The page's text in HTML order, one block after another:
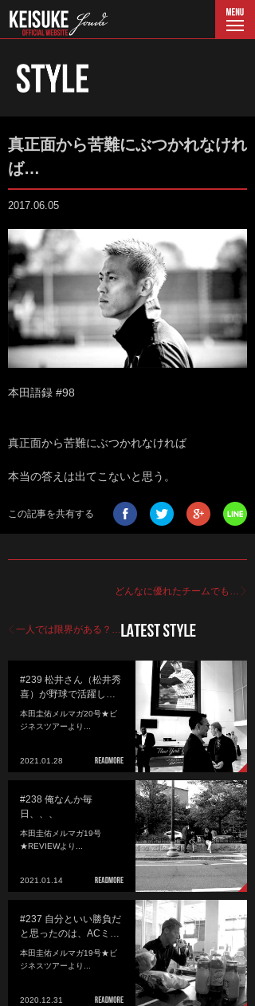
真正面から苦難にぶつかれなけれ
ば…
2017.06.05
本田語録 #98
真正面から苦難にぶつかれなければ
本当の答えは出てこないと思う。
この記事を共有する
どんなに優れたチームでも…
一人では限界がある？…
#239 松井さん（松井秀
喜）が野球で活躍し…
本田圭佑メルマガ20号★ビ
ジネスツアーより...
2021.01.28
#238 俺なんか毎
日、、、
本田圭佑メルマガ19号
★REVIEWより...
2021.01.14
#237 自分といい勝負だ
と思ったのは、ACミ…
本田圭佑メルマガ19号★ビ
ジネスツアーより...
2020.12.31